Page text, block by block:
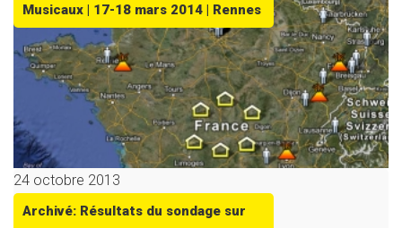
Musicaux | 17-18 mars 2014 | Rennes
24 octobre 2013
Archivé: Résultats du sondage sur